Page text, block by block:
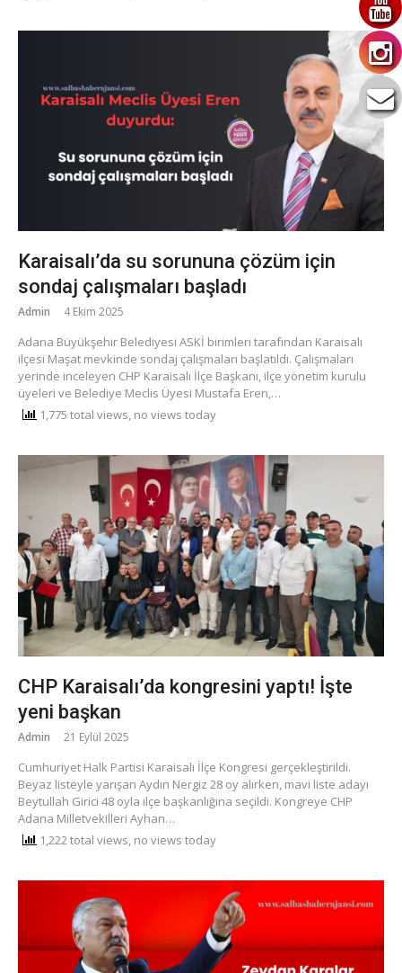
Karaisalı’da su sorununa çözüm için
sondaj çalışmaları başladı
Admin 4 Ekim 2025
Adana Büyükşehir Belediyesi ASKİ birimleri tarafından Karaisalı
ilçesi Maşat mevkinde sondaj çalışmaları başlatıldı. Çalışmaları
yerinde inceleyen CHP Karaisalı İlçe Başkanı, ilçe yönetim kurulu
üyeleri ve Belediye Meclis Üyesi Mustafa Eren,…
1,775 total views, no views today
CHP Karaisalı’da kongresini yaptı! İşte
yeni başkan
Admin 21 Eylül 2025
Cumhuriyet Halk Partisi Karaisalı İlçe Kongresi gerçekleştirildi.
Beyaz listeyle yarışan Aydın Nergiz 28 oy alırken, mavi liste adayı
Beytullah Girici 48 oyla ilçe başkanlığına seçildi. Kongreye CHP
Adana Milletvekilleri Ayhan…
1,222 total views, no views today